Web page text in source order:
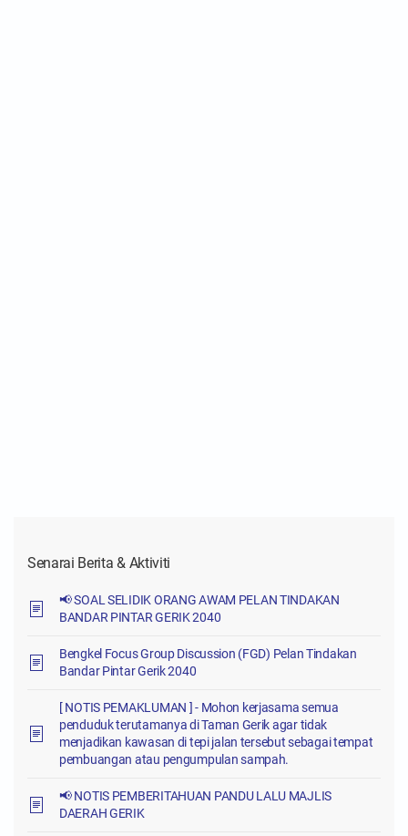
Senarai Berita & Aktiviti
📢 SOAL SELIDIK ORANG AWAM PELAN TINDAKAN
BANDAR PINTAR GERIK 2040
Bengkel Focus Group Discussion (FGD) Pelan Tindakan
Bandar Pintar Gerik 2040
[ NOTIS PEMAKLUMAN ] - Mohon kerjasama semua
penduduk terutamanya di Taman Gerik agar tidak
menjadikan kawasan di tepi jalan tersebut sebagai tempat
pembuangan atau pengumpulan sampah.
📢 NOTIS PEMBERITAHUAN PANDU LALU MAJLIS
DAERAH GERIK